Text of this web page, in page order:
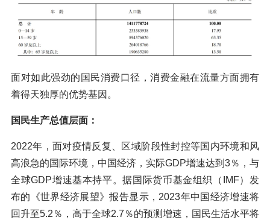
面对如此强劲的国民消费口径，消费金融在流量方面拥有
着得天独厚的优势基因。
国民生产总值层面：
2022年，面对疫情反复、区域阶段性封控等国内环境和风
高浪急的国际环境，中国经济，实际GDP增速达到3％，与
全球GDP增速基本持平。据国际货币基金组织（IMF）发
布的《世界经济展望》报告显示，2023年中国经济增速将
回升至5.2％，高于全球2.7％的预测增速，国民生活水平将